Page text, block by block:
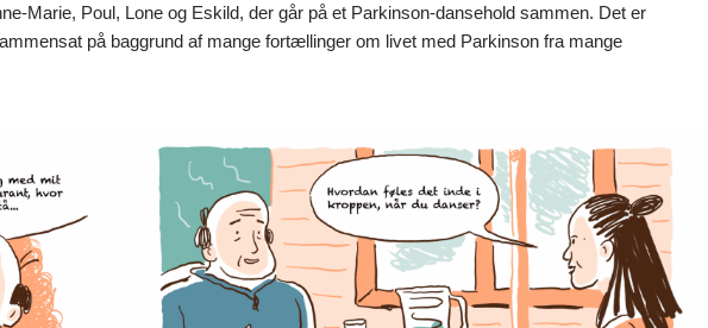
Marie, Poul, Lone og Eskild, der går på et Parkinson-dansehold sammen. Det er
på baggrund af mange fortællinger om livet med Parkinson fra mange